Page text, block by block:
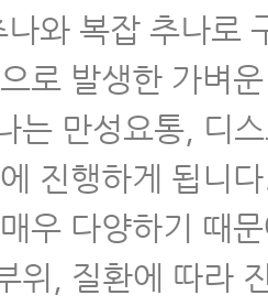
와 복잡 추나로
로 발생한 가벼
는 만성요통, 디
진행하게 됩니
우 다양하기 때
위, 질환에 따라